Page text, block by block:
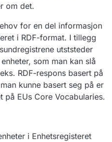
om det.
for en del informasjon
i RDF-format. I tillegg
utststeder
som man kan slå
RDF-respons basert på
kunne basert seg på er
på EUs Core Vocabularies.
i Enhetsregisteret